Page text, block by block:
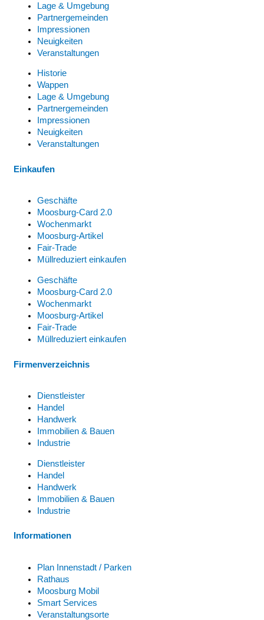
Lage & Umgebung
Partnergemeinden
Impressionen
Neuigkeiten
Veranstaltungen
Historie
Wappen
Lage & Umgebung
Partnergemeinden
Impressionen
Neuigkeiten
Veranstaltungen
Einkaufen
Geschäfte
Moosburg-Card 2.0
Wochenmarkt
Moosburg-Artikel
Fair-Trade
Müllreduziert einkaufen
Geschäfte
Moosburg-Card 2.0
Wochenmarkt
Moosburg-Artikel
Fair-Trade
Müllreduziert einkaufen
Firmenverzeichnis
Dienstleister
Handel
Handwerk
Immobilien & Bauen
Industrie
Dienstleister
Handel
Handwerk
Immobilien & Bauen
Industrie
Informationen
Plan Innenstadt / Parken
Rathaus
Moosburg Mobil
Smart Services
Veranstaltungsorte